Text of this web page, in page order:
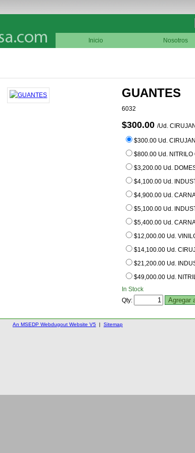
Inicio Nosotros
GUANTES
6032
$300.00/Ud.
$300.00 Ud.
$800.00 Ud. NITRILO
$3,200.00 Ud.
$4,100.00 Ud.
$4,900.00 Ud.
$5,100.00 Ud.
$5,400.00 Ud.
$12,000.00 Ud.
$14,100.00 Ud.
$21,200.00 Ud.
$49,000.00 Ud.
In Stock
Qty:
An MSEDP Webdugout Website V5 | Sitemap